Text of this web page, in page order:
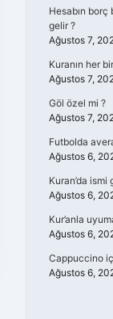
Hesabın
gelir ?
Ağustos 7,
Kuranın her
Ağustos 7,
Göl özel mi ?
Ağustos 7,
Futbolda
Ağustos 6,
Kuran’da
Ağustos 6,
Kur’anla
Ağustos 6,
Cappuccino
Ağustos 6,